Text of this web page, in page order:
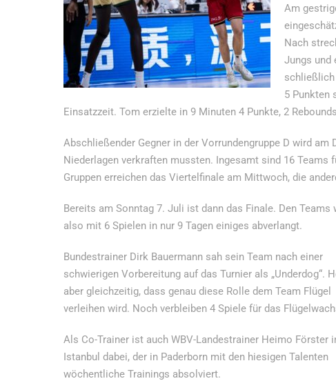
Am
Nach
Jungs und
schließlich
5 Punkten
Einsatzzeit. Tom erzielte in 9 Minuten 4 Punkte, 2
Abschließender Gegner in der Vorrundengruppe D wird
Niederlagen verkraften mussten. Ingesamt sind 16 Teams
Gruppen erreichen das Viertelfinale am Mittwoch, die
Bereits am Sonntag 7. Juli ist dann das Finale. Den Teams
also mit 6 Spielen in nur 9 Tagen einiges abverlangt.
Bundestrainer Dirk Bauermann sah sein Team nach einer
schwierigen Vorbereitung auf das Turnier als „Underdog“.
aber gleichzeitig, dass genau diese Rolle dem Team Flügel
verleihen wird. Noch verbleiben 4 Spiele für das
Als Co-Trainer ist auch WBV-Landestrainer Heimo Förster
Istanbul dabei, der in Paderborn mit den hiesigen Talenten
wöchentliche Trainings absolviert.